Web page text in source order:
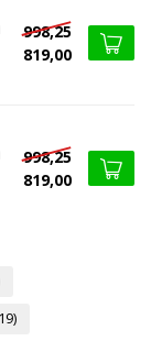
998,25
819,00
998,25
819,00